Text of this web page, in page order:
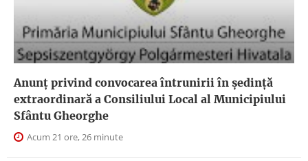
Anunţ privind convocarea întrunirii în şedinţă
extraordinară a Consiliului Local al Municipiului
Sfântu Gheorghe
Acum 21 ore, 26 minute